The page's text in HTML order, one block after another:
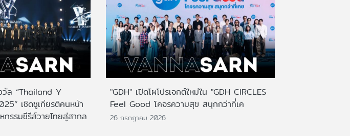
วัล “Thailand Y
เชิดชูเกียรติคนหน้า
รรมซีรีส์วายไทยสู่สากล
"GDH" เปิดโผโปรเจกต์ใหม่ใน "GDH CIRCLES
Feel Good โคจรความสุข สนุกกว่าที่เค
26 กรกฎาคม 2026